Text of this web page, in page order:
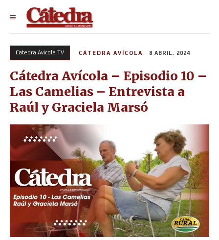
Catedra Avicola TV CÁTEDRA AVÍCOLA 8 ABRIL, 2024
Cátedra Avícola – Episodio 10 –
Las Camelias – Entrevista a
Raúl y Graciela Marsó